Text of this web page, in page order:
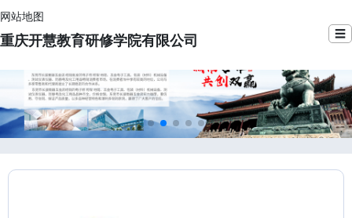
网站地图
重庆开慧教育研修学院有限公司 ☰